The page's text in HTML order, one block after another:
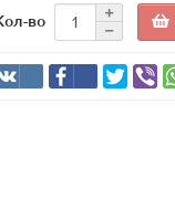
во